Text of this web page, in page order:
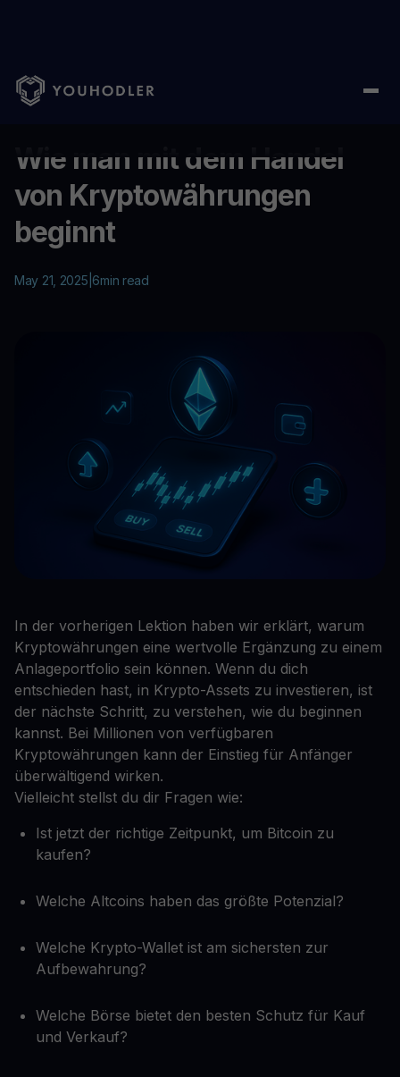
Home Education/Wie man mit dem Handel von
Wie man mit dem Handel
von Kryptowährungen
beginnt
May 21, 2025 6min read
In der vorherigen Lektion haben wir erklärt, warum
Kryptowährungen eine wertvolle Ergänzung zu einem
Anlageportfolio sein können. Wenn du dich
entschieden hast, in Krypto-Assets zu investieren, ist
der nächste Schritt, zu verstehen, wie du beginnen
kannst. Bei Millionen von verfügbaren
Kryptowährungen kann der Einstieg für Anfänger
überwältigend wirken.
Vielleicht stellst du dir Fragen wie:
Ist jetzt der richtige Zeitpunkt, um Bitcoin zu
kaufen?
Welche Altcoins haben das größte Potenzial?
Welche Krypto-Wallet ist am sichersten zur
Aufbewahrung?
Welche Börse bietet den besten Schutz für Kauf
und Verkauf?